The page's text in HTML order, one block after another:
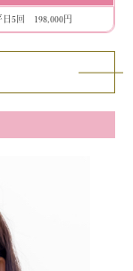
日5回 198,000円